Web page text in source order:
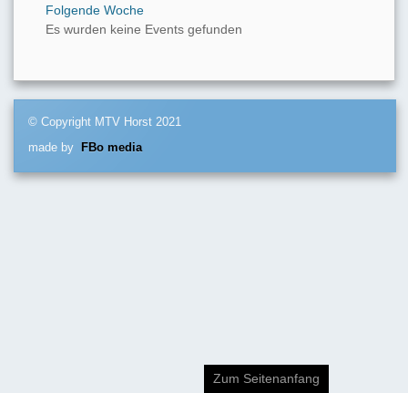
Folgende Woche
Es wurden keine Events gefunden
© Copyright MTV Horst 2021
made by
FBo media
Zum Seitenanfang